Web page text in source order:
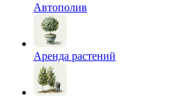
Автополив
Аренда растений